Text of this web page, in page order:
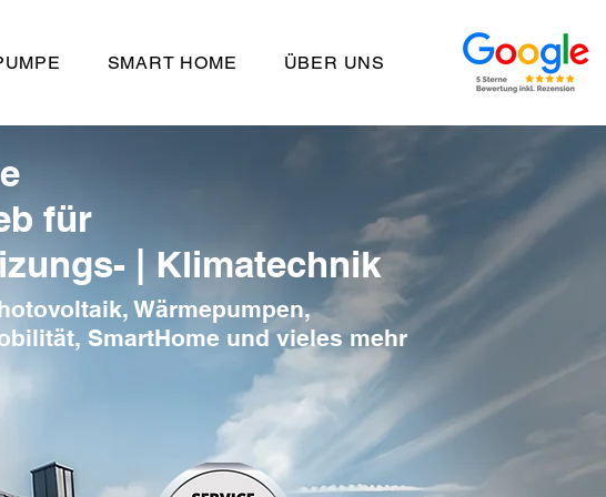
SMART HOME ÜBER UNS
für
| Klimatechnik
Wärmepumpen,
SmartHome und vieles mehr